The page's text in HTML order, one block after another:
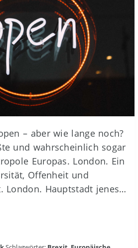
– aber wie lange noch?
und wahrscheinlich sogar
Europas. London. Ein
Offenheit und
London. Hauptstadt jenes…